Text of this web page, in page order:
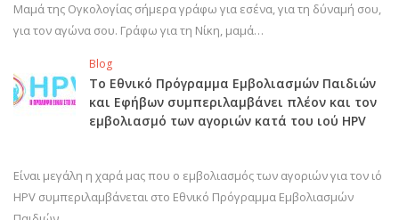
Μαμά της Ογκολογίας σήμερα γράφω για εσένα, για τη δύναμή σου,
για τον αγώνα σου. Γράφω για τη Νίκη, μαμά…
Blog
Το Εθνικό Πρόγραμμα Εμβολιασμών Παιδιών
και Εφήβων συμπεριλαμβάνει πλέον και τον
εμβολιασμό των αγοριών κατά του ιού HPV
Είναι μεγάλη η χαρά μας που ο εμβολιασμός των αγοριών για τον ιό
HPV συμπεριλαμβάνεται στο Εθνικό Πρόγραμμα Εμβολιασμών